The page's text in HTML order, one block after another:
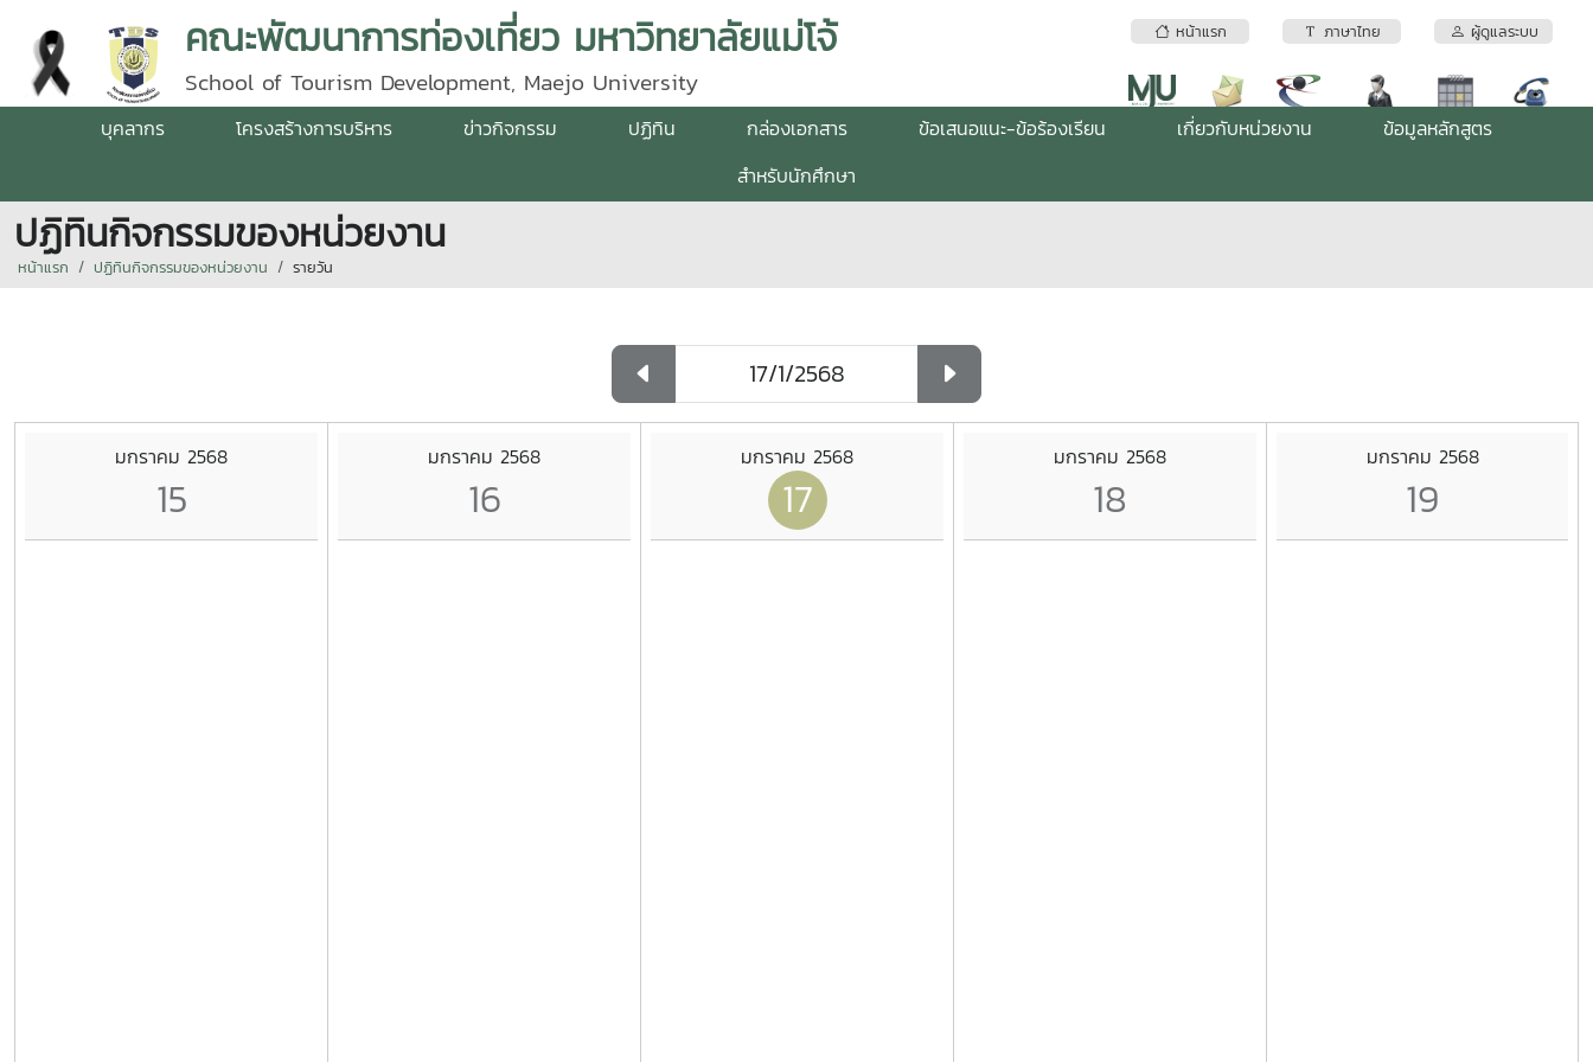
หน้าแรก ภาษาไทย ผู้ดูแลระบบ
คณะพัฒนาการท่องเที่ยว มหาวิทยาลัยแม่โจ้
School of Tourism Development, Maejo University
บุคลากร โครงสร้างการบริหาร ข่าวกิจกรรม ปฏิทิน กล่องเอกสาร ข้อเสนอแนะ-ข้อร้องเรียน เกี่ยวกับหน่วยงาน
ข้อมูลหลักสูตร
สำหรับนักศึกษา
ปฏิทินกิจกรรมของหน่วยงาน
หน้าแรก ปฏิทินกิจกรรมของหน่วยงาน รายวัน
มกราคม 2568
15
มกราคม 2568
16
มกราคม 2568
17
มกราคม 2568
18
มกราคม 2568
19